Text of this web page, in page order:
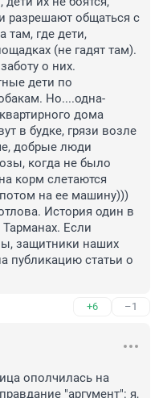
разрешают общаться с
там, где дети,
(не гадят там).
о них.
дети по
Но....одна-
дома
в будке, грязи возле
добрые люди
когда не было
корм слетаются
на ее машину)))
История один в
Если
защитники наших
публикацию статьи о
+6 –1
ополчилась на
"аргумент": я,